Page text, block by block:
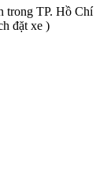
trong TP. Hồ Chí
đặt xe )